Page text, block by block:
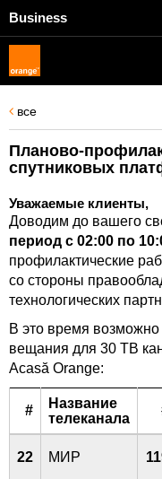
Business
все
Планово-
спутниковых
Уважаемые клиенты,
Доводим до вашего
период с 02:00 по
профилактические
со стороны
технологических
В это время
вещания для 30 ТВ
Acasă Orange:
#
Название
телеканала
22 МИР